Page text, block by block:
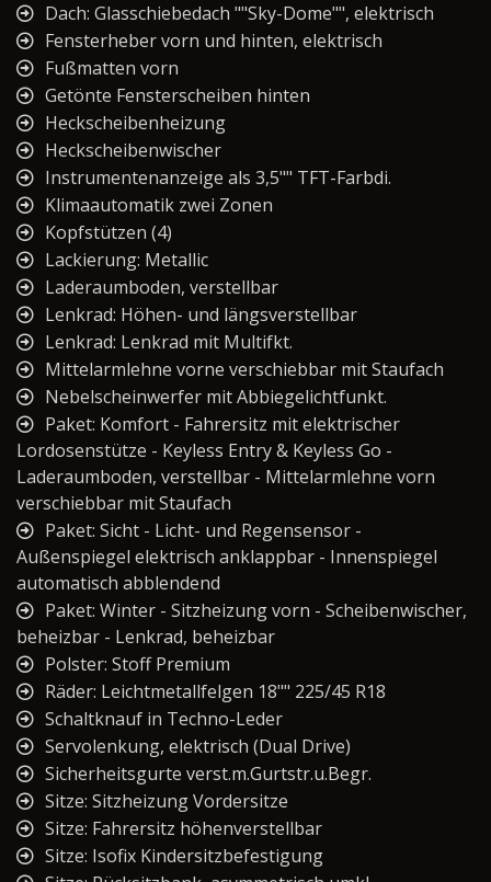
Dach: Glasschiebedach ""Sky-Dome"", elektrisch
Fensterheber vorn und hinten, elektrisch
Fußmatten vorn
Getönte Fensterscheiben hinten
Heckscheibenheizung
Heckscheibenwischer
Instrumentenanzeige als 3,5"" TFT-Farbdi.
Klimaautomatik zwei Zonen
Kopfstützen (4)
Lackierung: Metallic
Laderaumboden, verstellbar
Lenkrad: Höhen- und längsverstellbar
Lenkrad: Lenkrad mit Multifkt.
Mittelarmlehne vorne verschiebbar mit Staufach
Nebelscheinwerfer mit Abbiegelichtfunkt.
Paket: Komfort - Fahrersitz mit elektrischer
Lordosenstütze - Keyless Entry & Keyless Go -
Laderaumboden, verstellbar - Mittelarmlehne vorn
verschiebbar mit Staufach
Paket: Sicht - Licht- und Regensensor -
Außenspiegel elektrisch anklappbar - Innenspiegel
automatisch abblendend
Paket: Winter - Sitzheizung vorn - Scheibenwischer,
beheizbar - Lenkrad, beheizbar
Polster: Stoff Premium
Räder: Leichtmetallfelgen 18"" 225/45 R18
Schaltknauf in Techno-Leder
Servolenkung, elektrisch (Dual Drive)
Sicherheitsgurte verst.m.Gurtstr.u.Begr.
Sitze: Sitzheizung Vordersitze
Sitze: Fahrersitz höhenverstellbar
Sitze: Isofix Kindersitzbefestigung